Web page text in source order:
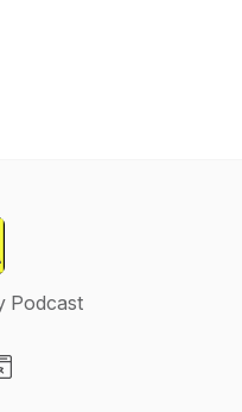
Podcast